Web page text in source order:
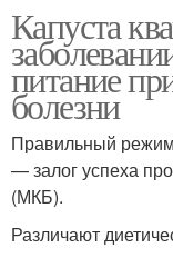
Капуста
питание
болезни
Правильный
— залог успеха
(МКБ).
Различают